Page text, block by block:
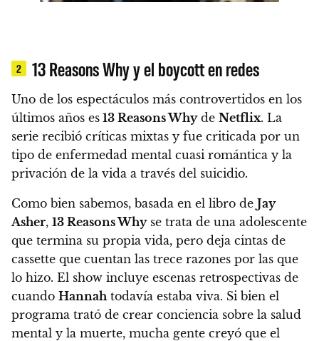
2 13 Reasons Why y el boycott en redes
Uno de los espectáculos más controvertidos en los
últimos años es 13 Reasons Whyde Netflix. La
serie recibió críticas mixtas y fue criticada por un
tipo de enfermedad mental cuasi romántica y la
privación de la vida a través del suicidio.
Como bien sabemos, basada en el libro de Jay
Asher, 13 Reasons Whyse trata de una adolescente
que termina su propia vida, pero deja cintas de
cassette que cuentan las trece razones por las que
lo hizo. El show incluye escenas retrospectivas de
cuando Hannah todavía estaba viva. Si bien el
programa trató de crear conciencia sobre la salud
mental y la muerte, mucha gente creyó que el